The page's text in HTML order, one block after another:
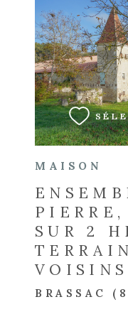
MAISON
PIERRE,
SUR 2
VOISINS
BRASSAC